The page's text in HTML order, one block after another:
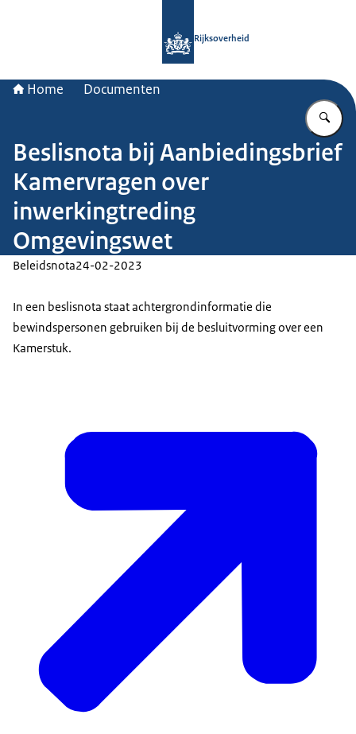
Rijksoverheid
Home Documenten
Beslisnota bij Aanbiedingsbrief
Kamervragen over
inwerkingtreding
Omgevingswet
Beleidsnota24-02-2023
In een beslisnota staat achtergrondinformatie die
bewindspersonen gebruiken bij de besluitvorming over een
Kamerstuk.